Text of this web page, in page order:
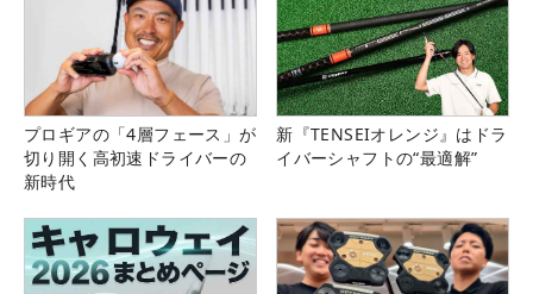
プロギアの「4層フェース」が
切り開く高初速ドライバーの
新時代
新『TENSEIオレンジ』はドラ
イバーシャフトの“最適解”